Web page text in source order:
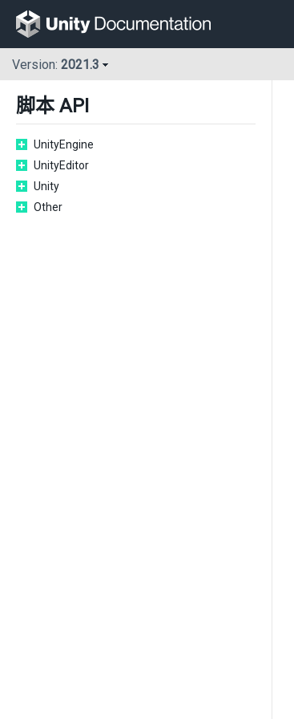
Version: 2021.3
脚本 API
UnityEngine
UnityEditor
Unity
Other